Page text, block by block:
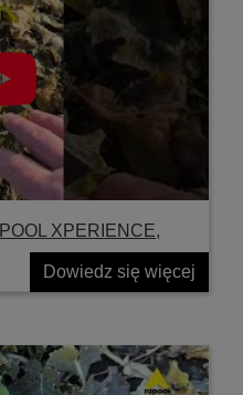
XPERIENCE,
Dowiedz się więcej